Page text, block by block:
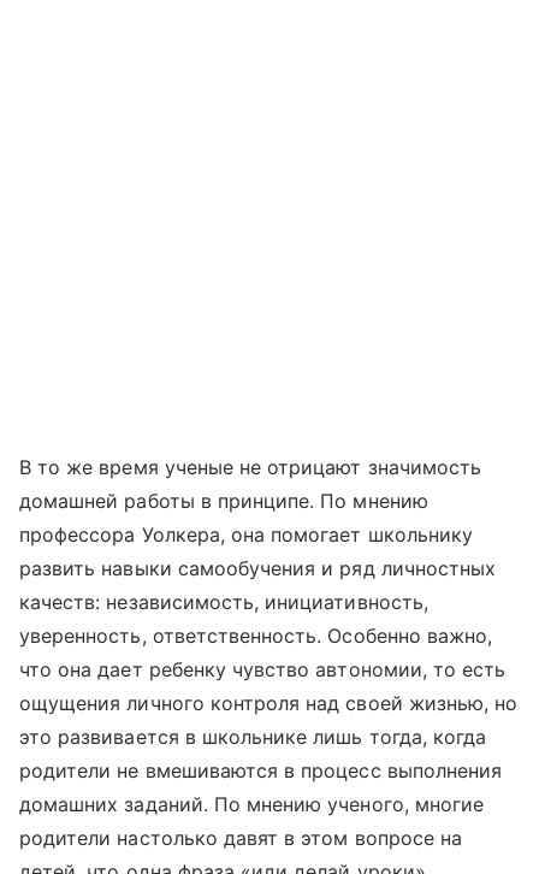
В то же время ученые не отрицают значимость
домашней работы в принципе. По мнению
профессора Уолкера, она помогает школьнику
развить навыки самообучения и ряд личностных
качеств: независимость, инициативность,
уверенность, ответственность. Особенно важно,
что она дает ребенку чувство автономии, то есть
ощущения личного контроля над своей жизнью, но
это развивается в школьнике лишь тогда, когда
родители не вмешиваются в процесс выполнения
домашних заданий. По мнению ученого, многие
родители настолько давят в этом вопросе на